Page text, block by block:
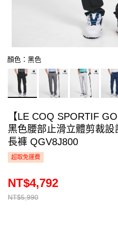
顏色：黑色
【LE COQ SPORTIF
黑色腰部止滑立體剪裁
長褲 QGV8J800
超取免運費
NT$5,990
NT$4,792